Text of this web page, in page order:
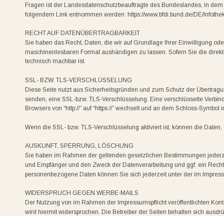
Fragen ist der Landesdatenschutzbeauftragte des Bundeslandes, in
folgendem Link entnommen werden: https://www.bfdi.bund.de/DE/
RECHT AUF DATENÜBERTRAGBARKEIT
Sie haben das Recht, Daten, die wir auf Grundlage Ihrer Einwilligung
maschinenlesbaren Format aushändigen zu lassen. Sofern Sie die
technisch machbar ist.
SSL- BZW. TLS-VERSCHLÜSSELUNG
Diese Seite nutzt aus Sicherheitsgründen und zum Schutz der
senden, eine SSL-bzw. TLS-Verschlüsselung. Eine verschlüsselte
Browsers von “http://” auf “https://” wechselt und an dem Schloss-
Wenn die SSL- bzw. TLS-Verschlüsselung aktiviert ist, können die
AUSKUNFT, SPERRUNG, LÖSCHUNG
Sie haben im Rahmen der geltenden gesetzlichen Bestimmungen
und Empfänger und den Zweck der Datenverarbeitung und ggf. ein
personenbezogene Daten können Sie sich jederzeit unter der im
WIDERSPRUCH GEGEN WERBE-MAILS
Der Nutzung von im Rahmen der Impressumspflicht veröffentlichten
wird hiermit widersprochen. Die Betreiber der Seiten behalten sich